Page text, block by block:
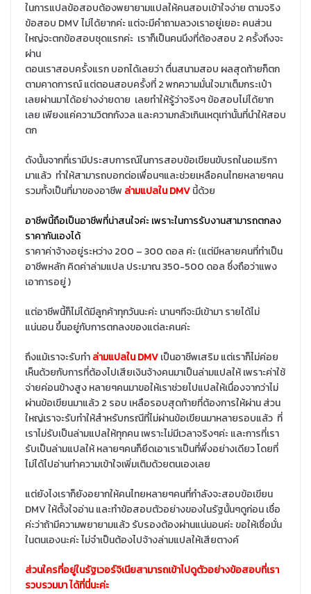
ในการแปลข้อสอบต้องพยายามแปลให้คนสอบเข้าใจง่าย ตามจริง
ข้อสอบ DMV ไม่ได้ยากค่ะ แต่จะมีคำถามลวงเราอยู่เยอะ คนส่วน
ใหญ่จะตกข้อสอบชุดแรกค่ะ เราก็เป็นคนนึงที่ต้องสอบ 2 ครั้งถึงจะ
ผ่าน
ตอนเราสอบครั้งแรก บอกได้เลยว่า ตื่นสนามสอบ ผลสุดท้ายก็ตก
ตามคาดการณ์ แต่ตอนสอบครั้งที่ 2 พกความมั่นใจมาเต็มกระเป๋า
เลยผ่านมาได้อย่างง่ายดาย เลยทำให้รู้ว่าจริงๆ ข้อสอบไม่ได้ยาก
เลย เพียงแค่ความวิตกกังวล และความกลัวเกินเหตุเท่านั้นที่นำให้สอบ
ตก
ดังนั้นจากที่เรามีประสบการณ์ในการสอบข้อเขียนขับรถในอเมริกา
มาแล้ว ทำให้สามารถบอกต่อเพื่อนๆและช่วยเหลือคนไทยหลายๆคน
รวมทั้งเป็นที่มาของอาชีพ ล่ามแปลใน DMVนี้ด้วย
อาชีพนี้ถือเป็นอาชีพที่น่าสนใจค่ะ เพราะในการรับงานสามารถตกลง
ราคากันเองได้
ราคาค่าจ้างอยู่ระหว่าง 200 – 300 ดอล ค่ะ (แต่มีหลายคนที่ทำเป็น
อาชีพหลัก คิดค่าล่ามแปล ประมาณ 350-500 ดอล ซึ่งถือว่าแพง
เอาการอยู่ )
แต่อาชีพนี้ก็ไม่ได้มีลูกค้าทุกวันนะค่ะ นานๆทีจะมีเข้ามา รายได้ไม่
แน่นอน ขึ้นอยู่กับการตกลงของแต่ละคนค่ะ
ถึงแม้เราจะรับทำล่ามแปลใน DMVเป็นอาชีพเสริม แต่เราก็ไม่ค่อย
เห็นด้วยกับการที่ต้องไปเสียเงินจ้างคนมาเป็นล่ามแปลให้ เพราะค่าใช้
จ่ายค่อนข้างสูง หลายๆคนมาขอให้เราช่วยไปแปลให้เนื่องจากว่าไม่
ผ่านข้อเขียนมาแล้ว 2 รอบ เหลือรอบสุดท้ายที่ต้องการให้ผ่าน ส่วน
ใหญ่เราจะรับทำให้สำหรับกรณีที่ไม่ผ่านข้อเขียนมาหลายรอบแล้ว ที่
เราไม่รับเป็นล่ามแปลให้ทุกคน เพราะไม่มีเวลาจริงๆค่ะ และการที่เรา
รับเป็นล่ามแปลให้ หลายๆคนก็ยึดเอาเราเป็นที่พึ่งอย่างเดียว โดยที่
ไม่ได้ไปอ่านทำความเข้าใจเพิ่มเติมด้วยตนเองเลย
แต่ยังไงเราก็ยังอยากให้คนไทยหลายๆคนที่กำลังจะสอบข้อเขียน
DMV ให้ตั้งใจอ่าน และทำข้อสอบตัวอย่างของในรัฐนั้นๆดูก่อน เชื่อ
ค่ะว่าถ้ามีความพยายามแล้ว รับรองต้องผ่านแน่นอนค่ะ ขอให้เชื่อมั่น
ในตนเองนะค่ะ ไม่จำเป็นต้องไปจ้างล่ามแปลให้เสียตางค์
ส่วนใครที่อยู่ในรัฐเวอร์จิเนียสามารถเข้าไปดูตัวอย่างข้อสอบที่เรา
รวบรวมมา ได้ที่นี่นะค่ะ